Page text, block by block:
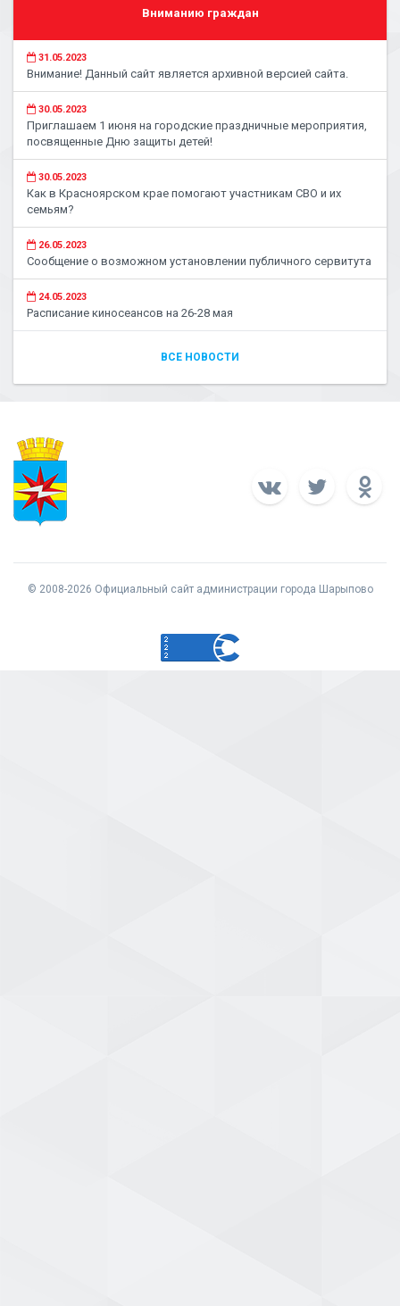
Вниманию граждан
31.05.2023
Внимание! Данный сайт является архивной версией сайта.
30.05.2023
Приглашаем 1 июня на городские праздничные мероприятия,
посвященные Дню защиты детей!
30.05.2023
Как в Красноярском крае помогают участникам СВО и их
семьям?
26.05.2023
Сообщение о возможном установлении публичного сервитута
24.05.2023
Расписание киносеансов на 26-28 мая
ВСЕ НОВОСТИ
© 2008-2026 Официальный сайт администрации города Шарыпово